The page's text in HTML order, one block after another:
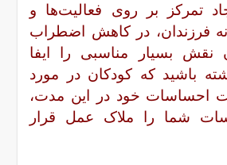
تمرکز بر روی فعالیت‌ها و
فرزندان، در کاهش اضطراب
نقش بسیار مناسبی را ایفا
باشید که کودکان در مورد
احساسات خود در این مدت،
شما را ملاک عمل قرار